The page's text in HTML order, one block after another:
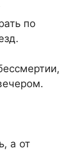
по
а от